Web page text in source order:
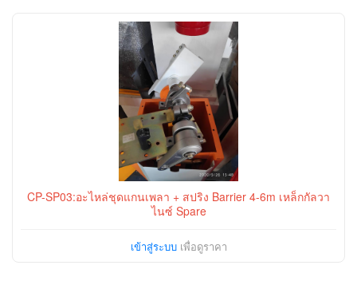
CP-SP03:อะไหล่ชุดแกนเพลา + สปริง Barrier 4-6m เหล็กกัลวา
ไนซ์ Spare
เข้าสู่ระบบเพื่อดูราคา